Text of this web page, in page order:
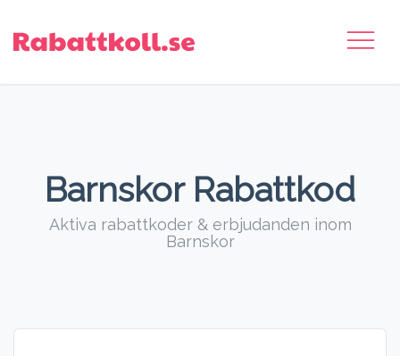
Barnskor Rabattkod
Aktiva rabattkoder & erbjudanden inom
Barnskor